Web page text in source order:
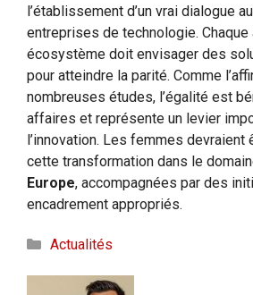
l’établissement d’un vrai dialogue
entreprises de technologie.
écosystème doit envisager des
pour atteindre la parité. Comme
nombreuses études, l’égalité est
affaires et représente un levier
l’innovation. Les femmes devraient
cette transformation dans le
Europe, accompagnées par des
encadrement appropriés.
Catégories
Actualités